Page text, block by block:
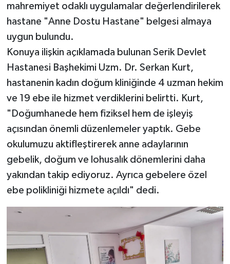
mahremiyet odaklı uygulamalar değerlendirilerek
hastane "Anne Dostu Hastane" belgesi almaya
uygun bulundu.
Konuya ilişkin açıklamada bulunan Serik Devlet
Hastanesi Başhekimi Uzm. Dr. Serkan Kurt,
hastanenin kadın doğum kliniğinde 4 uzman hekim
ve 19 ebe ile hizmet verdiklerini belirtti. Kurt,
"Doğumhanede hem fiziksel hem de işleyiş
açısından önemli düzenlemeler yaptık. Gebe
okulumuzu aktifleştirerek anne adaylarının
gebelik, doğum ve lohusalık dönemlerini daha
yakından takip ediyoruz. Ayrıca gebelere özel
ebe polikliniği hizmete açıldı" dedi.